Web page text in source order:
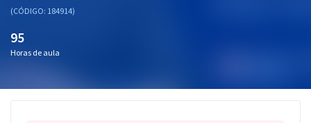
(CÓDIGO: 184914)
95
Horas de aula